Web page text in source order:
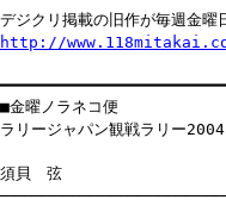
デジクリ掲載の旧作が毎週金曜
http://
■金曜ノラネコ便
ラリージャパン観戦ラリー2004
須貝 弦